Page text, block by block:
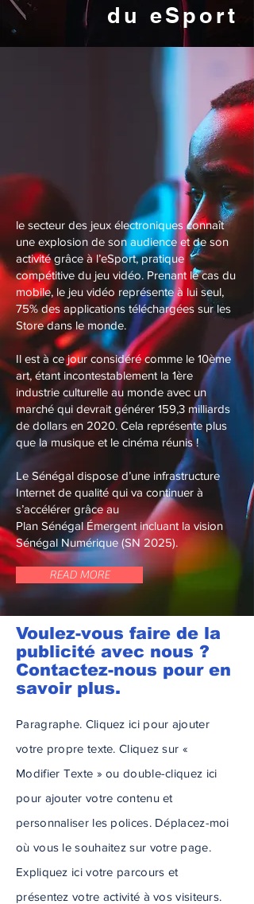
du eSport
le secteur des jeux électroniques connaît
une explosion de son audience et de son
activité grâce à l’eSport, pratique
compétitive du jeu vidéo. Prenant le cas du
mobile, le jeu vidéo représente à lui seul,
75% des applications téléchargées sur les
Store dans le monde.
Il est à ce jour considéré comme le 10ème
art, étant incontestablement la 1ère
industrie culturelle au monde avec un
marché qui devrait générer 159,3 milliards
de dollars en 2020. Cela représente plus
que la musique et le cinéma réunis !
Le Sénégal dispose d’une infrastructure
Internet de qualité qui va continuer à
s’accélérer grâce au
Plan Sénégal Émergent incluant la vision
Sénégal Numérique (SN 2025).
READ MORE
Voulez-vous faire de la
publicité avec nous ?
Contactez-nous pour en
savoir plus.
Paragraphe. Cliquez ici pour ajouter
votre propre texte. Cliquez sur «
Modifier Texte » ou double-cliquez ici
pour ajouter votre contenu et
personnaliser les polices. Déplacez-moi
où vous le souhaitez sur votre page.
Expliquez ici votre parcours et
présentez votre activité à vos visiteurs.